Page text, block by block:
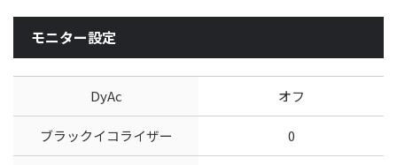
モニター設定
DyAc オフ
ブラックイコライザー 0